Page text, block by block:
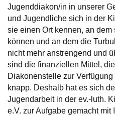
Jugenddiakon/in in unserer
und Jugendliche sich in der
sie einen Ort kennen, an
können und an dem die
nicht mehr anstrengend und
sind die finanziellen Mittel,
Diakonenstelle zur
knapp. Deshalb hat es sich
Jugendarbeit in der ev.-luth.
e.V. zur Aufgabe gemacht mit